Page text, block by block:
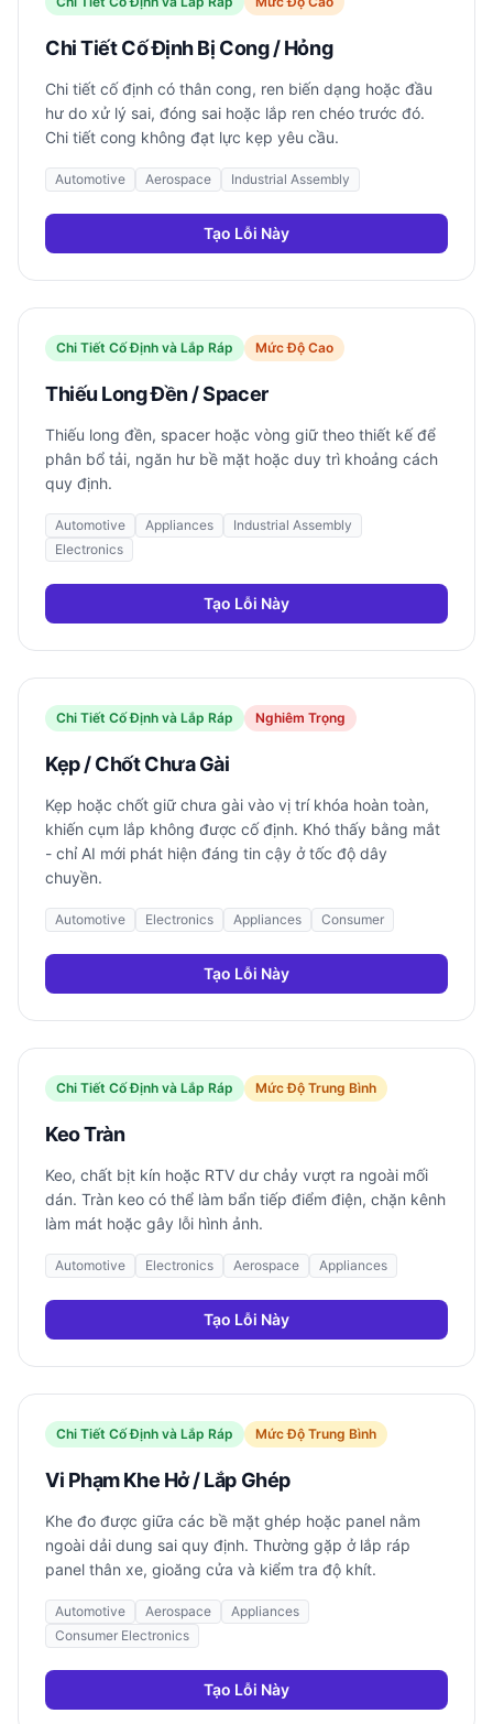
Chi Tiết Cố Định Bị Cong / Hỏng
Chi tiết cố định có thân cong, ren biến dạng hoặc đầu
hư do xử lý sai, đóng sai hoặc lắp ren chéo trước đó.
Chi tiết cong không đạt lực kẹp yêu cầu.
Automotive Aerospace Industrial Assembly
Tạo Lỗi Này
Chi Tiết Cố Định và Lắp Ráp Mức Độ Cao
Thiếu Long Đền / Spacer
Thiếu long đền, spacer hoặc vòng giữ theo thiết kế để
phân bổ tải, ngăn hư bề mặt hoặc duy trì khoảng cách
quy định.
Automotive Appliances
Industrial Assembly
Electronics
Tạo Lỗi Này
Chi Tiết Cố Định và Lắp Ráp Nghiêm Trọng
Kẹp / Chốt Chưa Gài
Kẹp hoặc chốt giữ chưa gài vào vị trí khóa hoàn toàn,
khiến cụm lắp không được cố định. Khó thấy bằng mắt
- chỉ AI mới phát hiện đáng tin cậy ở tốc độ dây
chuyền.
Automotive Electronics Appliances Consumer
Tạo Lỗi Này
Chi Tiết Cố Định và Lắp Ráp Mức Độ Trung Bình
Keo Tràn
Keo, chất bịt kín hoặc RTV dư chảy vượt ra ngoài mối
dán. Tràn keo có thể làm bẩn tiếp điểm điện, chặn kênh
làm mát hoặc gây lỗi hình ảnh.
Automotive Electronics Aerospace Appliances
Tạo Lỗi Này
Chi Tiết Cố Định và Lắp Ráp Mức Độ Trung Bình
Vi Phạm Khe Hở / Lắp Ghép
Khe đo được giữa các bề mặt ghép hoặc panel nằm
ngoài dải dung sai quy định. Thường gặp ở lắp ráp
panel thân xe, gioăng cửa và kiểm tra độ khít.
Automotive Aerospace
Appliances
Consumer Electronics
Tạo Lỗi Này